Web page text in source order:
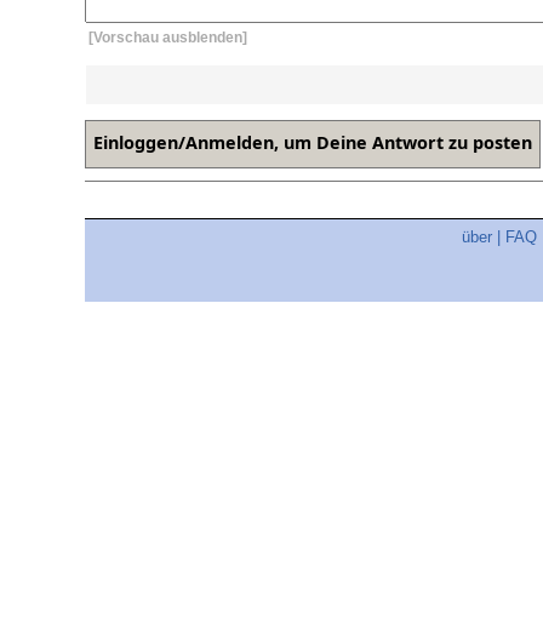
[Vorschau ausblenden]
über FAQ